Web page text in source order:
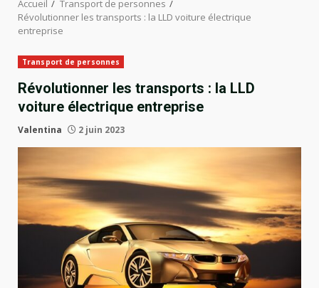
Accueil
Transport de personnes
Révolutionner les transports : la LLD voiture électrique
entreprise
Transport de personnes
Révolutionner les transports : la LLD
voiture électrique entreprise
Valentina 2 juin 2023